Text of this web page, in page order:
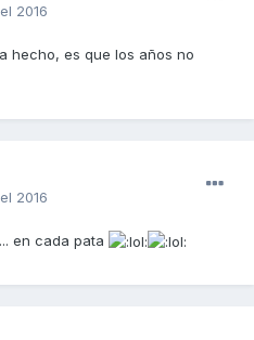
2016
hecho, es que los años no
2016
en cada pata